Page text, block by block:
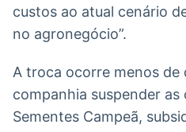
custos ao atual cenário
no agronegócio”.
A troca ocorre menos de
companhia suspender as
Sementes Campeã,